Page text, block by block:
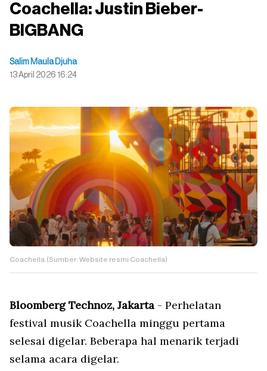
Coachella: Justin Bieber-
BIGBANG
Salim Maula Djuha
13 April 2026 16:24
Coachella.(Sumber: Website resmi Coachella)
Bloomberg Technoz, Jakarta - Perhelatan
festival musik Coachella minggu pertama
selesai digelar. Beberapa hal menarik terjadi
selama acara digelar.